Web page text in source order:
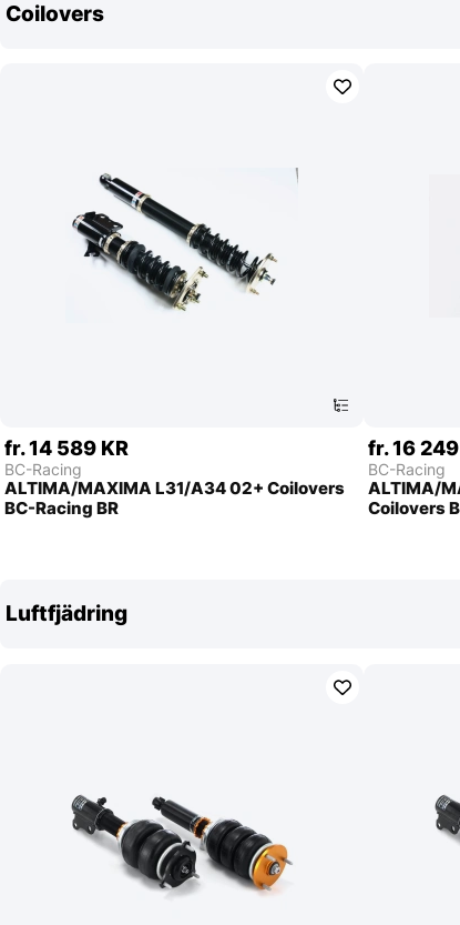
Coilovers
fr. 14 589 KR
BC-Racing
ALTIMA/MAXIMA L31/A34 02+ Coilovers
BC-Racing BR
fr. 16
BC-Racing
ALTIMA/
Coilovers
Luftfjädring